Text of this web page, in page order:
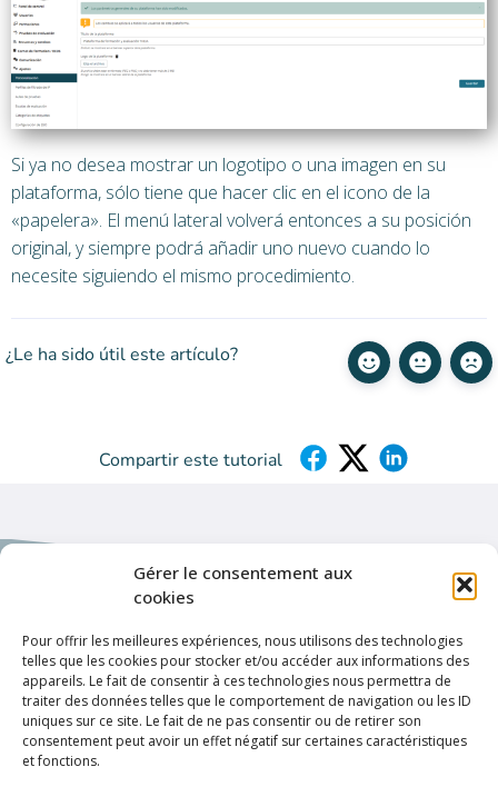
Gérer le consentement aux
cookies
Pour offrir les meilleures expériences, nous utilisons des technologies
telles que les cookies pour stocker et/ou accéder aux informations des
appareils. Le fait de consentir à ces technologies nous permettra de
traiter des données telles que le comportement de navigation ou les ID
uniques sur ce site. Le fait de ne pas consentir ou de retirer son
consentement peut avoir un effet négatif sur certaines caractéristiques
et fonctions.
Si ya no desea mostrar un logotipo o una imagen en su
plataforma, sólo tiene que hacer clic en el icono de la
«papelera». El menú lateral volverá entonces a su posición
original, y siempre podrá añadir uno nuevo cuando lo
necesite siguiendo el mismo procedimiento.
¿Le ha sido útil este artículo?
Compartir este tutorial
Enlaces de interés
Política de privacidad
Condiciones de uso